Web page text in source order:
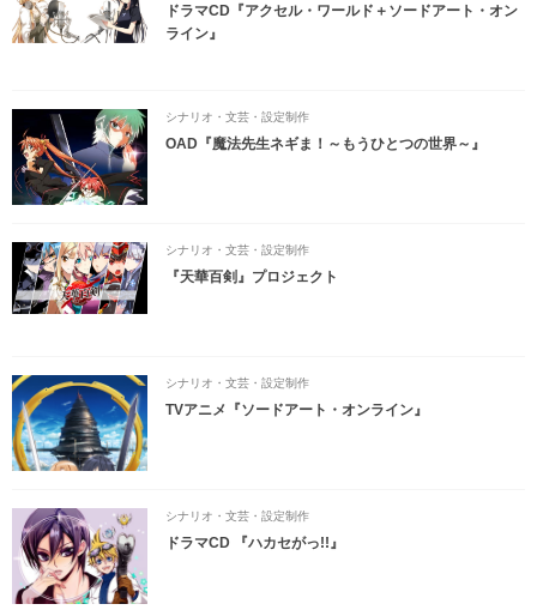
ドラマCD『アクセル・ワールド＋ソードアート・オン
ライン』
シナリオ・文芸・設定制作
OAD『魔法先生ネギま！～もうひとつの世界～』
シナリオ・文芸・設定制作
『天華百剣』プロジェクト
シナリオ・文芸・設定制作
TVアニメ『ソードアート・オンライン』
シナリオ・文芸・設定制作
ドラマCD 『ハカセがっ!!』